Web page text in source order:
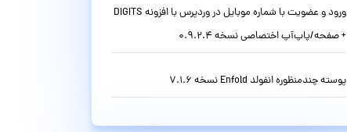
ورود و عضویت با شماره موبایل در وردپرس با افزونه DIGITS
+ صفحه/پاپ‌آپ اختصاصی نسخه 0.9.2.4
پوسته چندمنظوره انفولد Enfold نسخه 7.1.6